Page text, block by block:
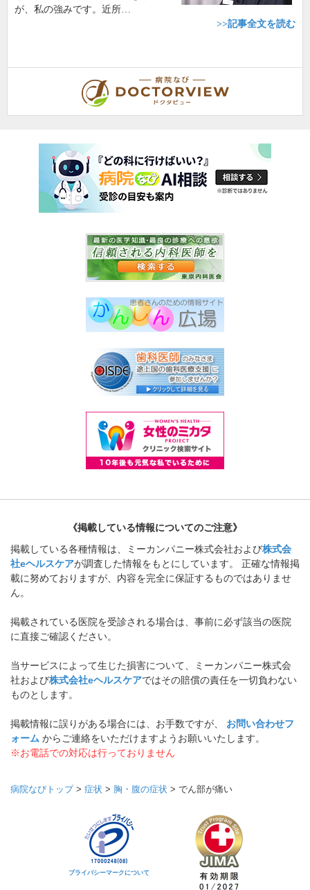
が、私の強みです。近所…
>>記事全文を読む
《掲載している情報についてのご注意》
掲載している各種情報は、ミーカンパニー株式会社および株式会
社eヘルスケアが調査した情報をもとにしています。 正確な情報掲
載に努めておりますが、内容を完全に保証するものではありませ
ん。
掲載されている医院を受診される場合は、事前に必ず該当の医院
に直接ご確認ください。
当サービスによって生じた損害について、ミーカンパニー株式会
社および株式会社eヘルスケアではその賠償の責任を一切負わない
ものとします。
掲載情報に誤りがある場合には、お手数ですが、 お問い合わせフ
ォーム からご連絡をいただけますようお願いいたします。
※お電話での対応は行っておりません
病院なびトップ> 症状 > 胸・腹の症状 > でん部が痛い
プライバシーマークについて